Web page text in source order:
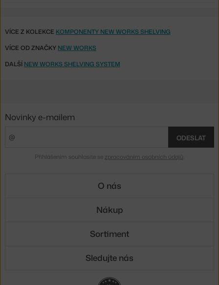
VÍCE Z KOLEKCE KOMPONENTY NEW WORKS SHELVING
VÍCE OD ZNAČKY NEW WORKS
DALŠÍ NEW WORKS SHELVING SYSTEM
Novinky e-mailem
ODESLAT
Přihlášením souhlasíte se zpracováním osobních údajů
O nás
Nákup
Sortiment
Sledujte nás